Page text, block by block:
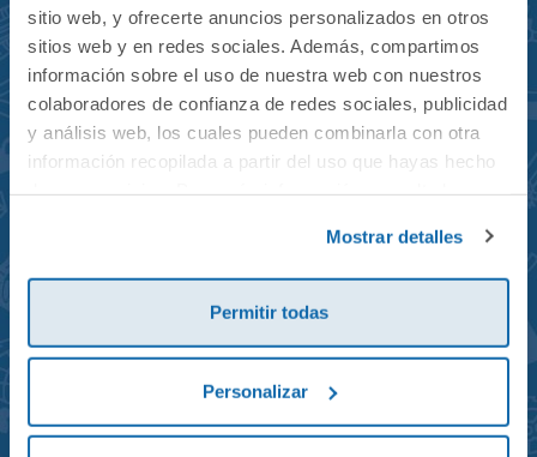
sitio web, y ofrecerte anuncios personalizados en otros
sitios web y en redes sociales. Además, compartimos
información sobre el uso de nuestra web con nuestros
colaboradores de confianza de redes sociales, publicidad
y análisis web, los cuales pueden combinarla con otra
información recopilada a partir del uso que hayas hecho
Mostrar detalles
Permitir todas
Personalizar
reciclada 21x10x28cm
23,95€